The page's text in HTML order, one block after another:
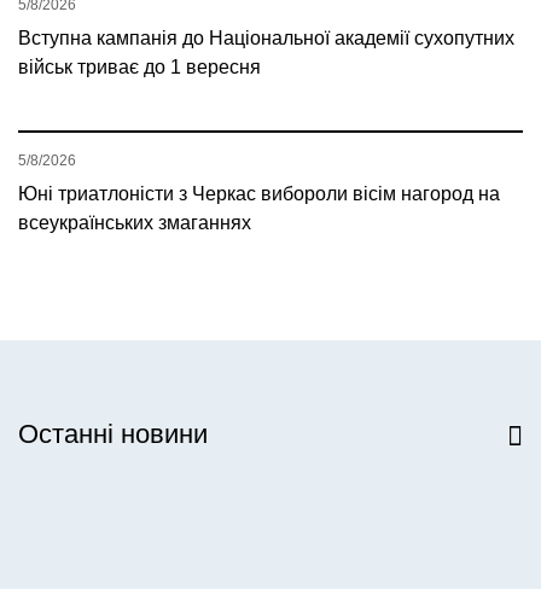
Вступна кампанія до Національної академії сухопутних
військ триває до 1 вересня
5/8/2026
Юні триатлоністи з Черкас вибороли вісім нагород на
всеукраїнських змаганнях
5/8/2026
Останні новини